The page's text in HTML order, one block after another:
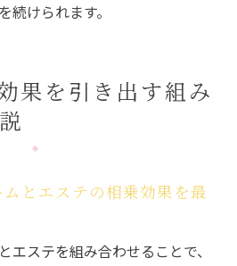
続けられます。
果を引き出す組み
とエステの相乗効果を最
エステを組み合わせることで、